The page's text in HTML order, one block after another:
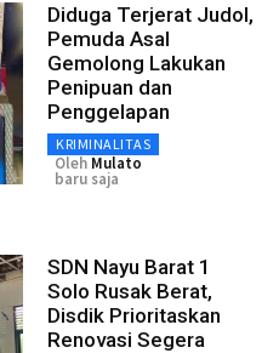
Diduga Terjerat Judol,
Pemuda Asal
Gemolong Lakukan
Penipuan dan
Penggelapan
KRIMINALITAS
Oleh Mulato
baru saja
SDN Nayu Barat 1
Solo Rusak Berat,
Disdik Prioritaskan
Renovasi Segera